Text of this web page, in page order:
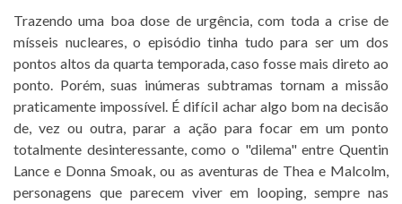
Trazendo uma boa dose de urgência, com toda a crise de
mísseis nucleares, o episódio tinha tudo para ser um dos
pontos altos da quarta temporada, caso fosse mais direto ao
ponto. Porém, suas inúmeras subtramas tornam a missão
praticamente impossível. É difícil achar algo bom na decisão
de, vez ou outra, parar a ação para focar em um ponto
totalmente desinteressante, como o "dilema" entre Quentin
Lance e Donna Smoak, ou as aventuras de Thea e Malcolm,
personagens que parecem viver em looping, sempre nas